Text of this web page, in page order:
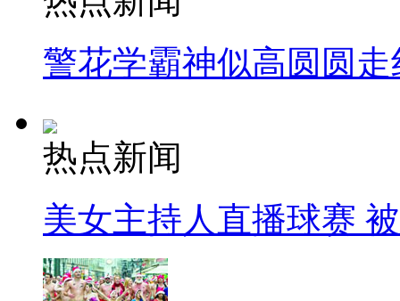
警花学霸神似高圆圆走
热点新闻
美女主持人直播球赛